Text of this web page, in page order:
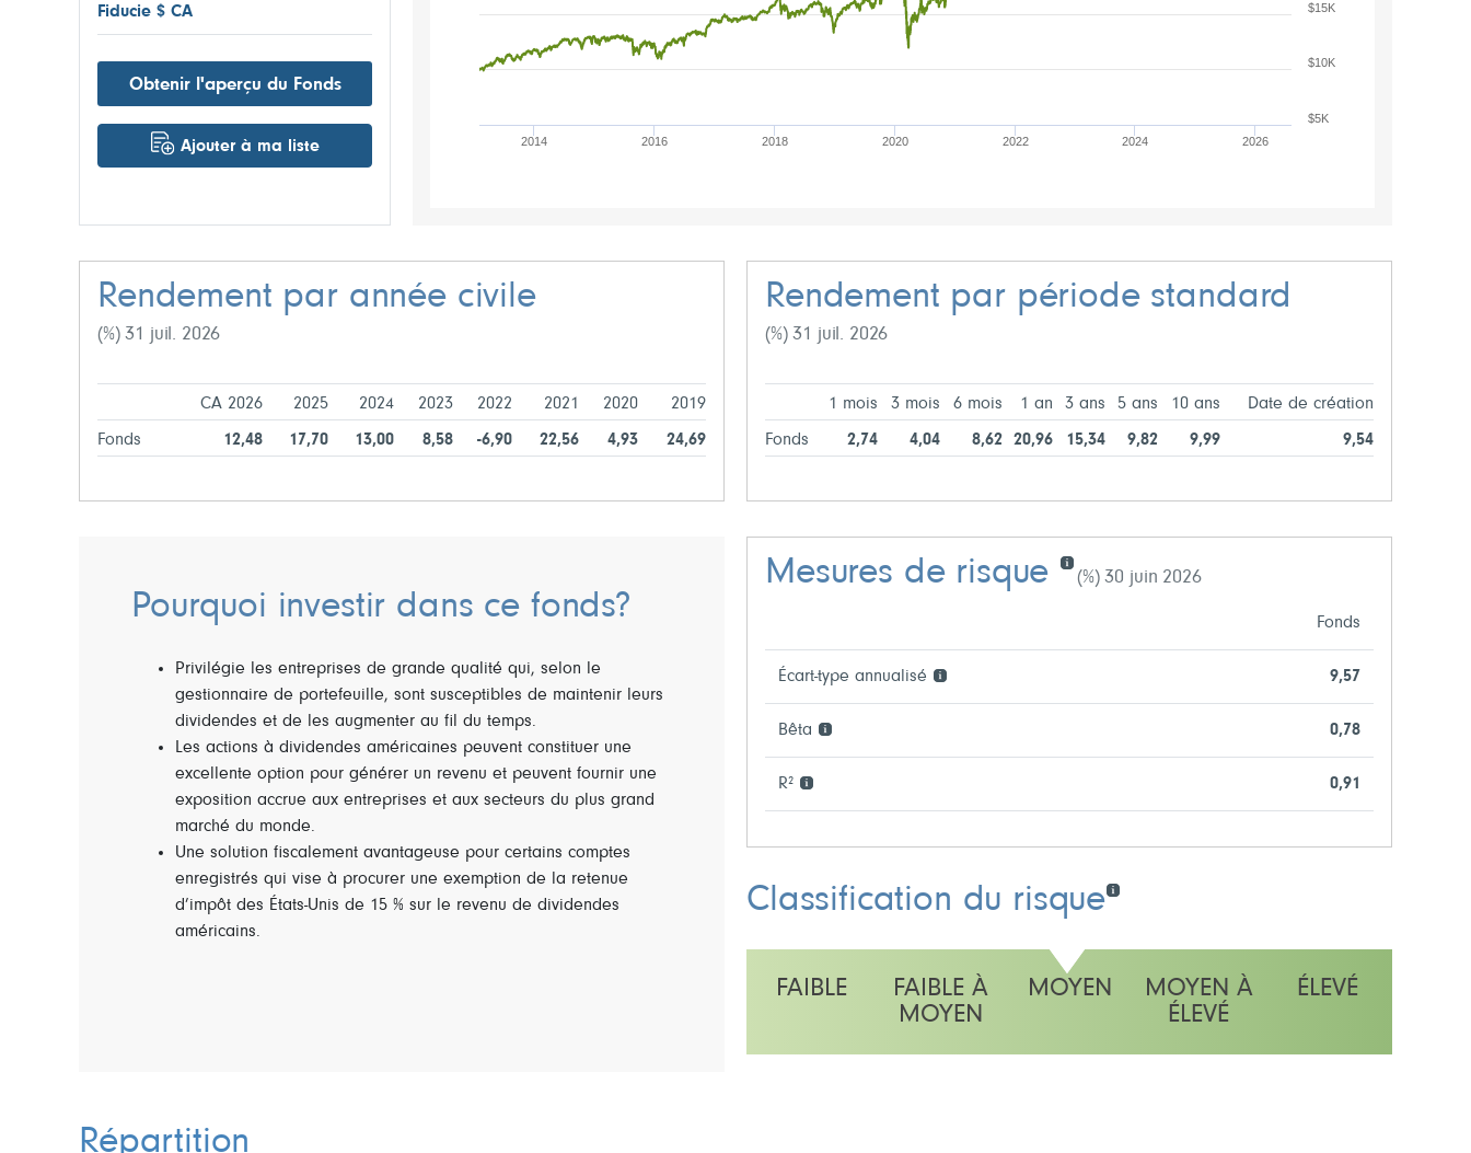
Fiducie $ CA
Obtenir l'aperçu du Fonds
Ajouter à ma liste 2014 2016 2018 2020 2022 2024 2026
$5K
$10K
$15K
Rendement par année civile
(%) 31 juil. 2026
CA 2026 2025 2024 2023 2022 2021 2020 2019
Fonds 12,48 17,70 13,00 8,58 -6,90 22,56 4,93 24,69
Rendement par période standard
(%) 31 juil. 2026
1 mois 3 mois 6 mois 1 an 3 ans 5 ans 10 ans Date de création
Fonds 2,74 4,04 8,62 20,96 15,34 9,82 9,99 9,54
Pourquoi investir dans ce fonds?
Privilégie les entreprises de grande qualité qui, selon le
gestionnaire de portefeuille, sont susceptibles de maintenir leurs
dividendes et de les augmenter au fil du temps.
Les actions à dividendes américaines peuvent constituer une
excellente option pour générer un revenu et peuvent fournir une
exposition accrue aux entreprises et aux secteurs du plus grand
marché du monde.
Une solution fiscalement avantageuse pour certains comptes
enregistrés qui vise à procurer une exemption de la retenue
d’impôt des États-Unis de 15 % sur le revenu de dividendes
américains.
Mesures de risque (%) 30 juin 2026
Fonds
Écart-type annualisé 9,57
Bêta 0,78
R² 0,91
Classification du risque
FAIBLE
FAIBLE À
MOYEN
MOYEN
MOYEN À
ÉLEVÉ
ÉLEVÉ
Répartition